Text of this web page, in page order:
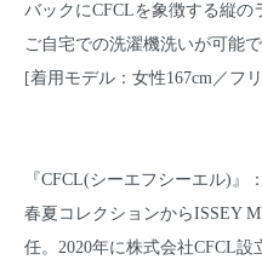
バックにCFCLを象徴する縦の
ご自宅での洗濯機洗いが可能
[着用モデル：女性167cm／フ
『CFCL(シーエフシーエル)』
春夏コレクションからISSEY
任。2020年に株式会社CFCL設